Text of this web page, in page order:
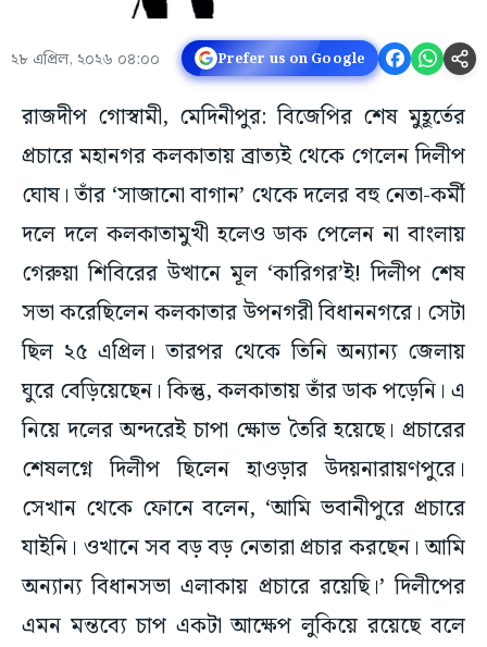
২৮ এপ্রিল, ২০২৬ ০৪:০০ Prefer us on Google
রাজদীপ গোস্বামী, মেদিনীপুর: বিজেপির শেষ মুহূর্তের
প্রচারে মহানগর কলকাতায় ব্রাত্যই থেকে গেলেন দিলীপ
ঘোষ। তাঁর ‘সাজানো বাগান’ থেকে দলের বহু নেতা-কর্মী
দলে দলে কলকাতামুখী হলেও ডাক পেলেন না বাংলায়
গেরুয়া শিবিরের উত্থানে মূল ‘কারিগর’ই! দিলীপ শেষ
সভা করেছিলেন কলকাতার উপনগরী বিধাননগরে। সেটা
ছিল ২৫ এপ্রিল। তারপর থেকে তিনি অন্যান্য জেলায়
ঘুরে বেড়িয়েছেন। কিন্তু, কলকাতায় তাঁর ডাক পড়েনি। এ
নিয়ে দলের অন্দরেই চাপা ক্ষোভ তৈরি হয়েছে। প্রচারের
শেষলগ্নে দিলীপ ছিলেন হাওড়ার উদয়নারায়ণপুরে।
সেখান থেকে ফোনে বলেন, ‘আমি ভবানীপুরে প্রচারে
যাইনি। ওখানে সব বড় বড় নেতারা প্রচার করছেন। আমি
অন্যান্য বিধানসভা এলাকায় প্রচারে রয়েছি।’ দিলীপের
এমন মন্তব্যে চাপ একটা আক্ষেপ লুকিয়ে রয়েছে বলে